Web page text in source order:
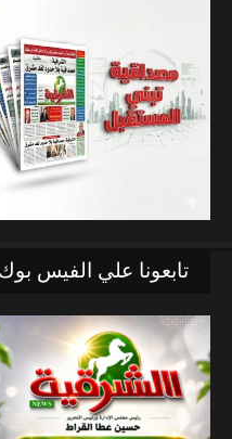
تابعونا علي الفيس بوك